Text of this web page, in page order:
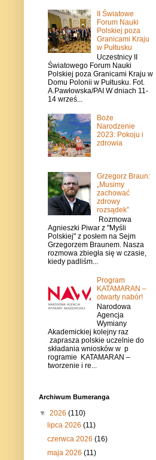
II Światowe
Forum Nauki
Polskiej poza
Granicami Kraju
w Pułtusku
Uczestnicy II
Światowego Forum Nauki
Polskiej poza Granicami Kraju w
Domu Polonii w Pułtusku. Fot.
A.Pawłowska/PAI W dniach 11-
14 wrześ...
Boże
Narodzenie
2023: Pokoju i
zdrowia
Grzegorz Braun:
„Musimy
zachować
zdrowy
rozsądek”
Rozmowa
Agnieszki Piwar z "Myśli
Polskiej" z posłem na Sejm
Grzegorzem Braunem. Nasza
rozmowa zbiegła się w czasie,
kiedy padliśm...
Program
KATAMARAN –
otwarty nabór!
Narodowa
Agencja
Wymiany
Akademickiej kolejny raz
zaprasza polskie uczelnie do
składania wniosków w p
rogramie KATAMARAN –
tworzenie i re...
Archiwum Bumeranga
▼ 2026 (110)
lipca 2026(11)
czerwca 2026(16)
maja 2026(11)